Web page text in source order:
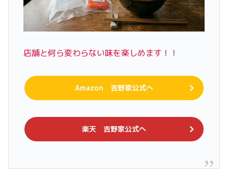
店舗と何ら変わらない味を楽しめます！！
Amazon 吉野家公式へ
楽天 吉野家公式へ